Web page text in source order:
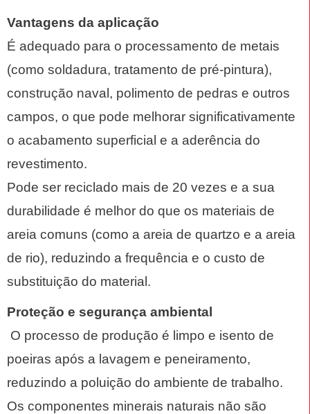
Vantagens da aplicação‌
É adequado para o processamento de metais
(como soldadura, tratamento de pré-pintura),
construção naval, polimento de pedras e outros
campos, o que pode melhorar significativamente
o acabamento superficial e a aderência do
revestimento.
Pode ser reciclado mais de 20 vezes e a sua
durabilidade é melhor do que os materiais de
areia comuns (como a areia de quartzo e a areia
de rio), reduzindo a frequência e o custo de
substituição do material.
Proteção e segurança ambiental
‌ O processo de produção é limpo e isento de
poeiras após a lavagem e peneiramento,
reduzindo a poluição do ambiente de trabalho.
Os componentes minerais naturais não são